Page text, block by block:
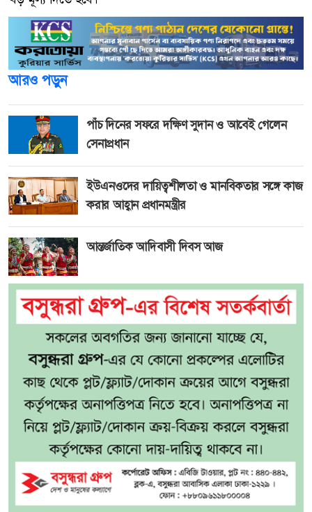
আরও পড়ুন
পাঁচ দিনের সফরে দক্ষিণ সুদান ও আবেই গেলেন
সেনাপ্রধান
ইউএনওদের দায়িত্বশীলতা ও মানবিকতার সঙ্গে কাজ
করার আহ্বান প্রধানমন্ত্রীর
আন্তর্জাতিক আদিবাসী দিবস আজ